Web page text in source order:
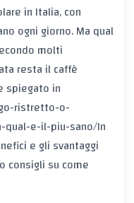
in Italia, con
ogni giorno. Ma qual
molti
resta il caffè
spiegato in
ristretto-o-
qual-e-il-piu-sano/In
e gli svantaggi
consigli su come